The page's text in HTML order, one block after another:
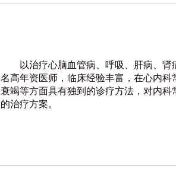
以治疗心脑血管病、呼吸、肝病、
名高年资医师，临床经验丰富，在心内
衰竭等方面具有独到的诊疗方法，对内
的治疗方案。